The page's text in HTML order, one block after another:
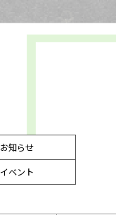
お知らせ
イベント